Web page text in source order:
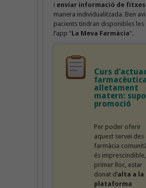
i enviar informació de fitxes
manera individualitzada. Ben
pacients tindran disponibles les
l’app “La Meva Farmàcia“.
Curs
alletament
matern:
promoció
Per poder oferir
aquest servei des
farmàcia
és
primer lloc, estar
donat d’alta a la
plataforma